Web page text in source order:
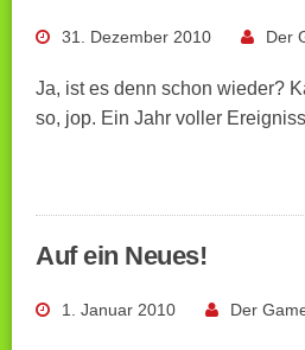
31. Dezember 2010 Der
Ja, ist es denn schon wieder?
so, jop. Ein Jahr voller
Auf ein Neues!
1. Januar 2010 Der